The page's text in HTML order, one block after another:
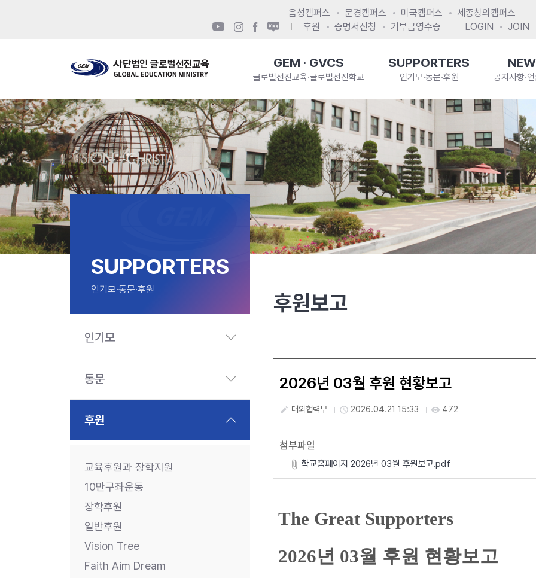
음성캠퍼스 문경캠퍼스 미국캠퍼스
세종창의캠퍼스
후원
증명서신청 기부금영수증 LOGIN JOIN
GEM · GVCS
글로벌선진교육·글로벌선진학교
SUPPORTERS
인기모·동문·후원 공지사항·
SUPPORTERS
인기모·동문·후원
인기모
동문
후원
교육후원과 장학지원
10만구좌운동
장학후원
일반후원
Vision Tree
Faith Aim Dream
후원보고
2026년 03월 후원 현황보고
create 대외협력부 access_time 2026.04.21 15:33 visibility 472
첨부파일
학교홈페이지 2026년 03월 후원보고.pdf
The Great Supporters
2026년 03월 후원 현황보고